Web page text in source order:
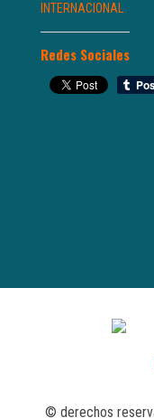
INTERNACIONAL
Redes Sociales
© derechos